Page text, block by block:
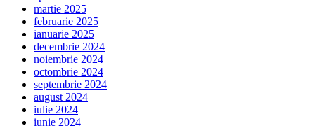
martie 2025
februarie 2025
ianuarie 2025
decembrie 2024
noiembrie 2024
octombrie 2024
septembrie 2024
august 2024
iulie 2024
iunie 2024